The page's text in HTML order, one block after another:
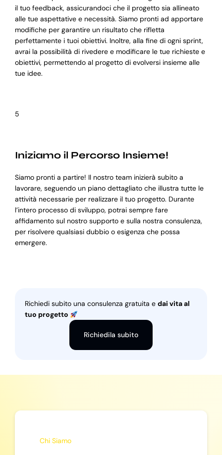
il tuo feedback, assicurandoci che il progetto sia allineato
alle tue aspettative e necessità. Siamo pronti ad apportare
modifiche per garantire un risultato che rifletta
perfettamente i tuoi obiettivi. Inoltre, alla fine di ogni sprint,
avrai la possibilità di rivedere e modificare le tue richieste e
obiettivi, permettendo al progetto di evolversi insieme alle
tue idee.
5
Iniziamo il Percorso Insieme!
Siamo pronti a partire! Il nostro team inizierà subito a
lavorare, seguendo un piano dettagliato che illustra tutte le
attività necessarie per realizzare il tuo progetto. Durante
l’intero processo di sviluppo, potrai sempre fare
affidamento sul nostro supporto e sulla nostra consulenza,
per risolvere qualsiasi dubbio o esigenza che possa
emergere.
Richiedi subito una consulenza gratuita e dai vita al
tuo progetto
Richiedila subito
Chi Siamo